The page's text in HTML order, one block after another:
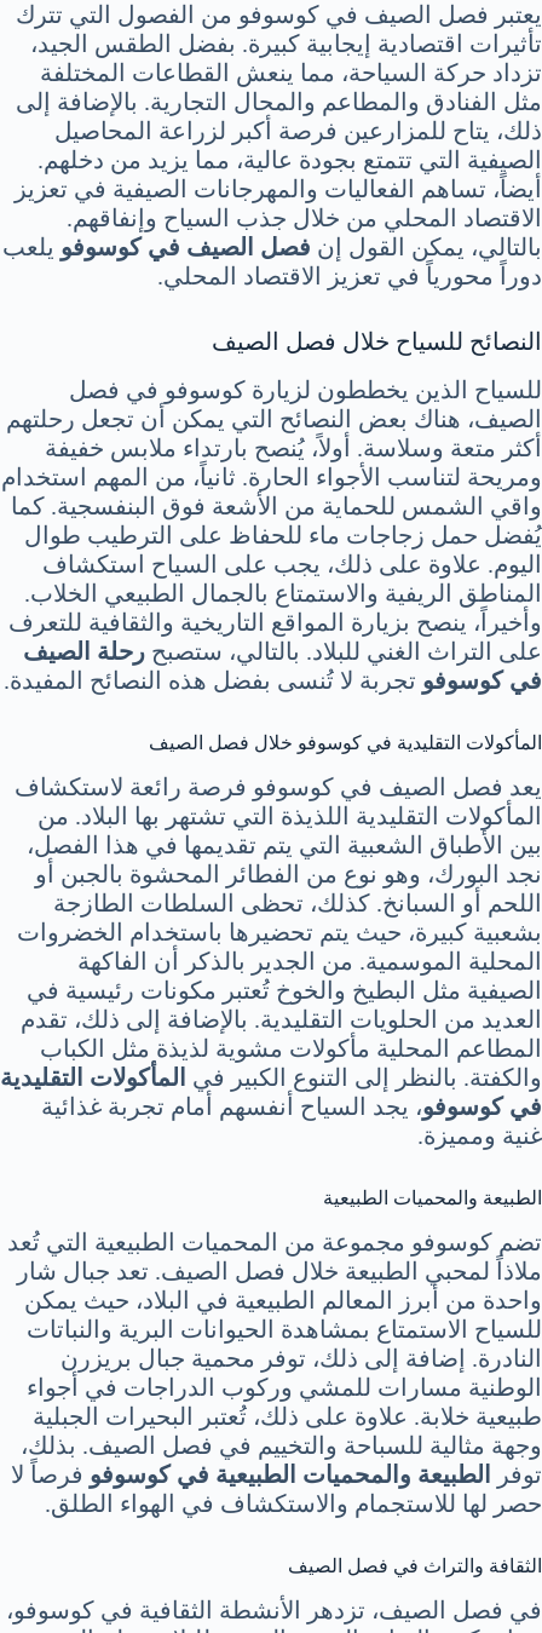
يعتبر فصل الصيف في كوسوفو من الفصول التي تترك
تأثيرات اقتصادية إيجابية كبيرة. بفضل الطقس الجيد،
تزداد حركة السياحة، مما ينعش القطاعات المختلفة
مثل الفنادق والمطاعم والمحال التجارية. بالإضافة إلى
ذلك، يتاح للمزارعين فرصة أكبر لزراعة المحاصيل
الصيفية التي تتمتع بجودة عالية، مما يزيد من دخلهم.
أيضاً، تساهم الفعاليات والمهرجانات الصيفية في تعزيز
الاقتصاد المحلي من خلال جذب السياح وإنفاقهم.
بالتالي، يمكن القول إن فصل الصيف في كوسوفو يلعب
دوراً محورياً في تعزيز الاقتصاد المحلي.
النصائح للسياح خلال فصل الصيف
للسياح الذين يخططون لزيارة كوسوفو في فصل
الصيف، هناك بعض النصائح التي يمكن أن تجعل رحلتهم
أكثر متعة وسلاسة. أولاً، يُنصح بارتداء ملابس خفيفة
ومريحة لتناسب الأجواء الحارة. ثانياً، من المهم استخدام
واقي الشمس للحماية من الأشعة فوق البنفسجية. كما
يُفضل حمل زجاجات ماء للحفاظ على الترطيب طوال
اليوم. علاوة على ذلك، يجب على السياح استكشاف
المناطق الريفية والاستمتاع بالجمال الطبيعي الخلاب.
وأخيراً، ينصح بزيارة المواقع التاريخية والثقافية للتعرف
على التراث الغني للبلاد. بالتالي، ستصبح رحلة الصيف
في كوسوفو تجربة لا تُنسى بفضل هذه النصائح المفيدة.
المأكولات التقليدية في كوسوفو خلال فصل الصيف
يعد فصل الصيف في كوسوفو فرصة رائعة لاستكشاف
المأكولات التقليدية اللذيذة التي تشتهر بها البلاد. من
بين الأطباق الشعبية التي يتم تقديمها في هذا الفصل،
نجد البورك، وهو نوع من الفطائر المحشوة بالجبن أو
اللحم أو السبانخ. كذلك، تحظى السلطات الطازجة
بشعبية كبيرة، حيث يتم تحضيرها باستخدام الخضروات
المحلية الموسمية. من الجدير بالذكر أن الفاكهة
الصيفية مثل البطيخ والخوخ تُعتبر مكونات رئيسية في
العديد من الحلويات التقليدية. بالإضافة إلى ذلك، تقدم
المطاعم المحلية مأكولات مشوية لذيذة مثل الكباب
والكفتة. بالنظر إلى التنوع الكبير في المأكولات التقليدية
في كوسوفو، يجد السياح أنفسهم أمام تجربة غذائية
غنية ومميزة.
الطبيعة والمحميات الطبيعية
تضم كوسوفو مجموعة من المحميات الطبيعية التي تُعد
ملاذاً لمحبي الطبيعة خلال فصل الصيف. تعد جبال شار
واحدة من أبرز المعالم الطبيعية في البلاد، حيث يمكن
للسياح الاستمتاع بمشاهدة الحيوانات البرية والنباتات
النادرة. إضافة إلى ذلك، توفر محمية جبال بريزرن
الوطنية مسارات للمشي وركوب الدراجات في أجواء
طبيعية خلابة. علاوة على ذلك، تُعتبر البحيرات الجبلية
وجهة مثالية للسباحة والتخييم في فصل الصيف. بذلك،
توفر
الطبيعة والمحميات الطبيعية في كوسوفو فرصاً لا
حصر لها للاستجمام والاستكشاف في الهواء الطلق.
الثقافة والتراث في فصل الصيف
في فصل الصيف، تزدهر الأنشطة الثقافية في كوسوفو،